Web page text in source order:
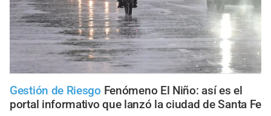
Gestión de Riesgo Fenómeno El Niño: así es el
portal informativo que lanzó la ciudad de Santa Fe